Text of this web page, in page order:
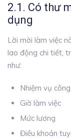
2.1. Có thư
dụng
Lời mời làm việc
lao động chi tiết,
như:
Nhiệm vụ
Giờ làm việc
Mức lương
Điều khoản